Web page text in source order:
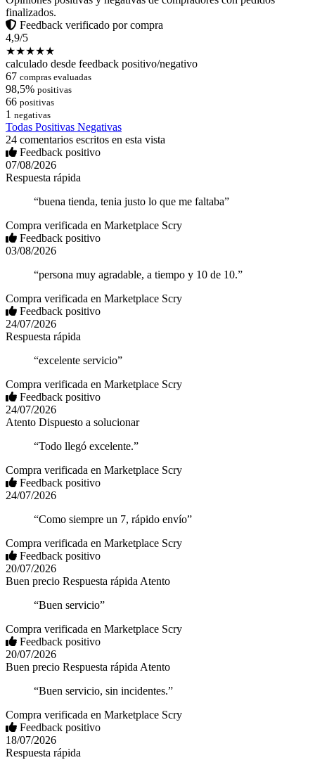
finalizados.
Feedback verificado por compra
4,9/5
★★★★★
calculado desde feedback positivo/negativo
67 compras evaluadas
98,5% positivas
66 positivas
1 negativas
Todas Positivas Negativas
24 comentarios escritos en esta vista
Feedback positivo
07/08/2026
Respuesta rápida
“buena tienda, tenia justo lo que me faltaba”
Compra verificada en Marketplace Scry
Feedback positivo
03/08/2026
“persona muy agradable, a tiempo y 10 de 10.”
Compra verificada en Marketplace Scry
Feedback positivo
24/07/2026
Respuesta rápida
“excelente servicio”
Compra verificada en Marketplace Scry
Feedback positivo
24/07/2026
Atento Dispuesto a solucionar
“Todo llegó excelente.”
Compra verificada en Marketplace Scry
Feedback positivo
24/07/2026
“Como siempre un 7, rápido envío”
Compra verificada en Marketplace Scry
Feedback positivo
20/07/2026
Buen precio Respuesta rápida Atento
“Buen servicio”
Compra verificada en Marketplace Scry
Feedback positivo
20/07/2026
Buen precio Respuesta rápida Atento
“Buen servicio, sin incidentes.”
Compra verificada en Marketplace Scry
Feedback positivo
18/07/2026
Respuesta rápida